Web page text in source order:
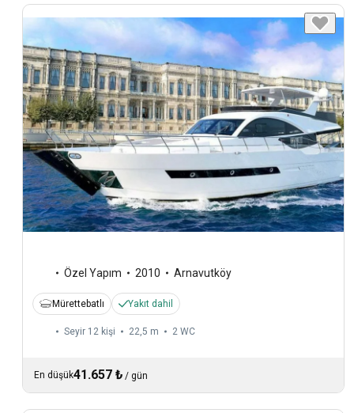
Özel Yapım 2010 Arnavutköy
Mürettebatlı Yakıt dahil
Seyir 12 kişi 22,5 m 2 WC
En düşük41.657 ₺ / gün